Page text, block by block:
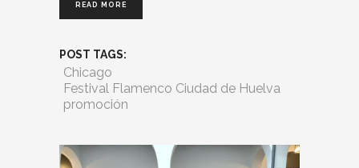
READ MORE
POST TAGS:
Chicago
Festival Flamenco Ciudad de Huelva
promoción